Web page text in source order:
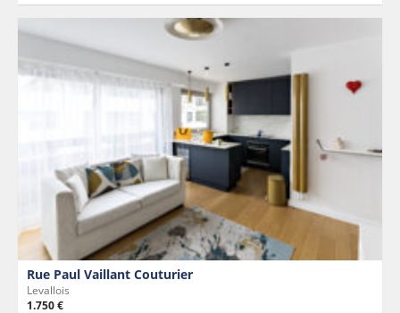
Rue Paul Vaillant Couturier
Levallois
1.750 €